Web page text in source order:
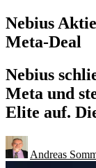
Nebius
Meta-Deal
Nebius
Meta und
Elite auf.
Andreas